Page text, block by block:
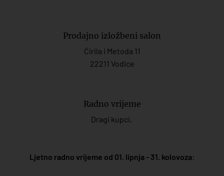
Prodajno izložbeni salon
Ćirila i Metoda 11
22211 Vodice
Radno vrijeme
Dragi kupci,
Ljetno radno vrijeme od 01. lipnja - 31. kolovoza: